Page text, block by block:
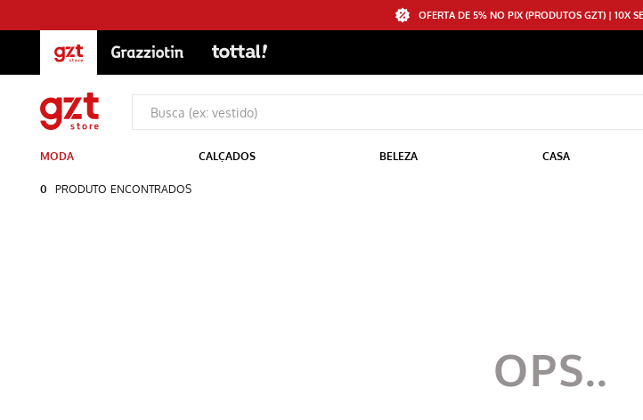
OFERTA DE 5% NO PIX (PRODUTOS GZT) | 10X
MODA CALÇADOS BELEZA CASA
0 PRODUTO